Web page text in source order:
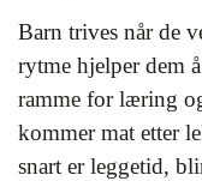
Barn trives når de
rytme hjelper dem
ramme for læring
kommer mat etter
snart er leggetid,